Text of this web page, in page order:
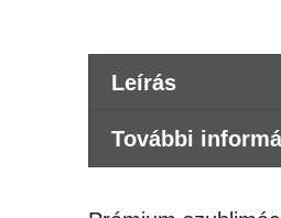
hátlappal
mennyiség
Leírás
További